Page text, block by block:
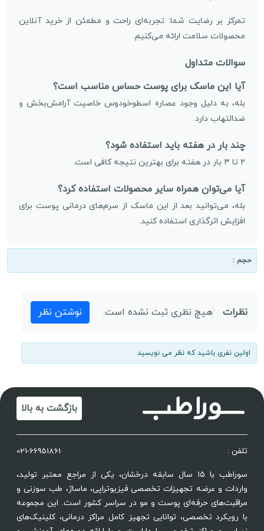
تمرکز بر رضایت شما: تجربه‌ای راحت و مطمئن از خرید آنلاین
محصولات سلامت ارائه می‌کنیم.
سوالات متداول
آیا این ماسک برای پوست حساس مناسب است؟
بله، به دلیل وجود عصاره اسطوخودوس خاصیت آرامش‌بخش و
ضدالتهاب دارد.
چند بار در هفته باید استفاده شود؟
۲ تا ۳ بار در هفته برای بهترین نتیجه کافی است.
آیا می‌توان همراه سایر محصولات استفاده کرد؟
بله، می‌توانید بعد از این ماسک از سرم‌های درمانی پوست برای
افزایش اثرگذاری استفاده کنید.
حجم :
نظرات هیچ نظری ثبت نشده است. نوشتن نظر
اولین نفری باشید که نظر می نویسید
بازگشت به بالا
تلفن : 021-66951861
سوراطب با ۱۵ سال سابقه درخشان، یکی از مراجع معتبر تولید،
واردات و عرضه تجهیزات تخصصی فیزیوتراپی، ماساژ، طب سوزنی و
مراقبت‌های حرفه‌ای پوست و مو در سراسر کشور است. این مجموعه
با رویکرد تخصصی، توانایی تجهیز کامل مراکز درمانی، کلینیک‌های